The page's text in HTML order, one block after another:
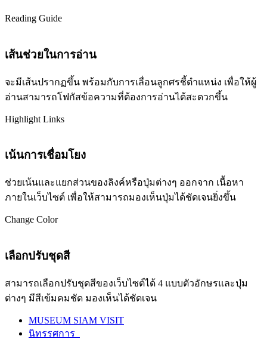
Reading Guide
เส้นช่วยในการอ่าน
จะมีเส้นปรากฏขึ้น พร้อมกับการเลื่อนลูกศรชี้ตำแหน่ง เพื่อให้ผู้
อ่านสามารถโฟกัสข้อความที่ต้องการอ่านได้สะดวกขึ้น
Highlight Links
เน้นการเชื่อมโยง
ช่วยเน้นและแยกส่วนของลิงค์หรือปุ่มต่างๆ ออกจาก เนื้อหา
ภายในเว็บไซต์ เพื่อให้สามารถมองเห็นปุ่มได้ชัดเจนยิ่งขึ้น
Change Color
เลือกปรับชุดสี
สามารถเลือกปรับชุดสีของเว็บไซต์ได้ 4 แบบตัวอักษรและปุ่ม
ต่างๆ มีสีเข้มคมชัด มองเห็นได้ชัดเจน
MUSEUM SIAM VISIT
นิทรรศการ